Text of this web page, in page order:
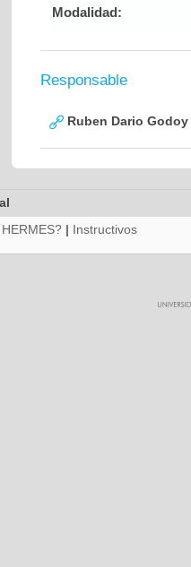
Modalidad:
Responsable
Ruben Dario
| Instructivos